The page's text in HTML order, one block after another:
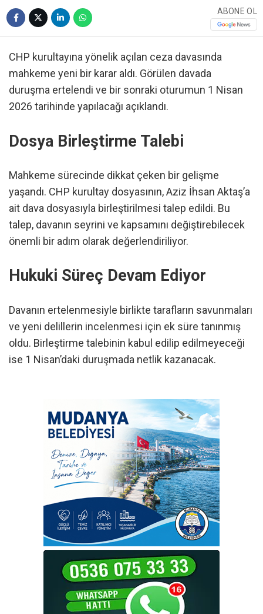
ABONE OL
CHP kurultayına yönelik açılan ceza davasında
mahkeme yeni bir karar aldı. Görülen davada
duruşma ertelendi ve bir sonraki oturumun 1 Nisan
2026 tarihinde yapılacağı açıklandı.
Dosya Birleştirme Talebi
Mahkeme sürecinde dikkat çeken bir gelişme
yaşandı. CHP kurultay dosyasının, Aziz İhsan Aktaş’a
ait dava dosyasıyla birleştirilmesi talep edildi. Bu
talep, davanın seyrini ve kapsamını değiştirebilecek
önemli bir adım olarak değerlendiriliyor.
Hukuki Süreç Devam Ediyor
Davanın ertelenmesiyle birlikte tarafların savunmaları
ve yeni delillerin incelenmesi için ek süre tanınmış
oldu. Birleştirme talebinin kabul edilip edilmeyeceği
ise 1 Nisan’daki duruşmada netlik kazanacak.